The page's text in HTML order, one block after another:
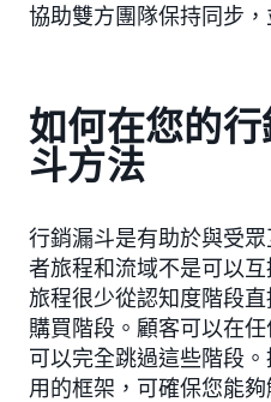
協助雙方團隊保持同步
如何在您的
斗方法
行銷漏斗是有助於與受
者旅程和流域不是可以
旅程很少從認知度階段
購買階段。顧客可以在
可以完全跳過這些階段
用的框架，可確保您能